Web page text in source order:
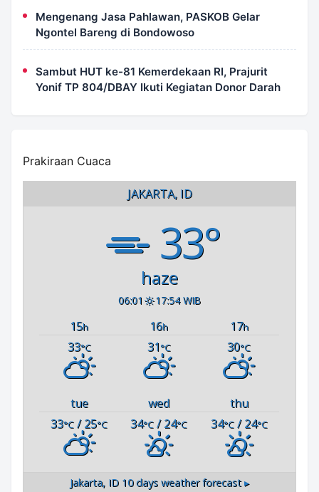
Mengenang Jasa Pahlawan, PASKOB Gelar
Ngontel Bareng di Bondowoso
Sambut HUT ke-81 Kemerdekaan RI, Prajurit
Yonif TP 804/DBAY Ikuti Kegiatan Donor Darah
Prakiraan Cuaca
JAKARTA, ID
33°
haze
06:01 17:54 WIB
15h 16h 17h
33°C 31°C 30°C
tue wed
thu
33°C / 25°C 34°C / 24°C 34°C/ 24°C
Jakarta, ID 10 days weather forecast ▸